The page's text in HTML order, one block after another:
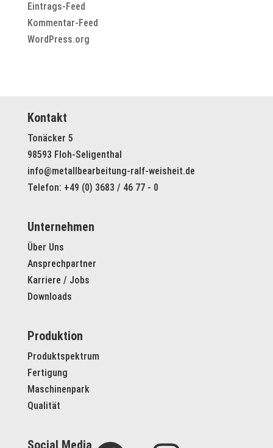
Eintrags-Feed
Kommentar-Feed
WordPress.org
Kontakt
Tonäcker 5
98593 Floh-Seligenthal
info@metallbearbeitung-ralf-weisheit.de
Telefon: +49 (0) 3683 / 46 77 - 0
Unternehmen
Über Uns
Ansprechpartner
Karriere / Jobs
Downloads
Produktion
Produktspektrum
Fertigung
Maschinenpark
Qualität
Social Media